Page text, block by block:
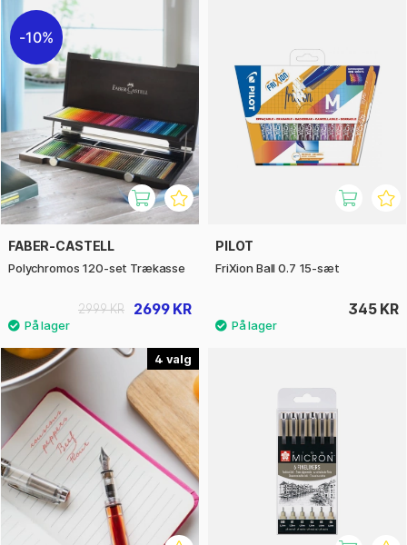
10%
FABER-CASTELL
Polychromos 120-set Trækasse
2699 KR
2999 KR
PILOT
FriXion Ball 0.7 15-sæt
345 KR
4